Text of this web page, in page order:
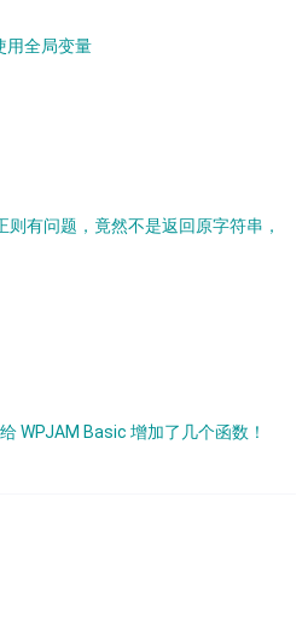
用全局变量
有问题，竟然不是返回原字符串，
WPJAM Basic 增加了几个函数！